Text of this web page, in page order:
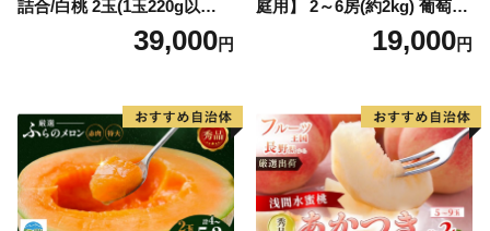
詰合/白桃 2玉(1玉220g以
上)・シャインマスカット 晴
39,000円
庭用】 2～6房(約2kg) 葡萄 ぶ
どう ブドウ フルーツ 果物 く
だもの 果実 旬の果物 旬のフ
19,000円